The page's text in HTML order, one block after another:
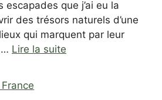
escapades que j’ai eu la
des trésors naturels d’une
qui marquent par leur
… Lire la suite